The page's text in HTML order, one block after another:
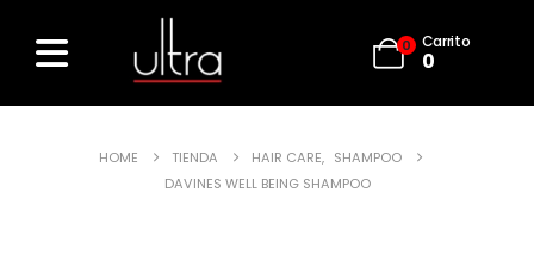
0 Carrito
0
HOME TIENDA HAIR CARE, SHAMPOO
DAVINES WELL BEING SHAMPOO